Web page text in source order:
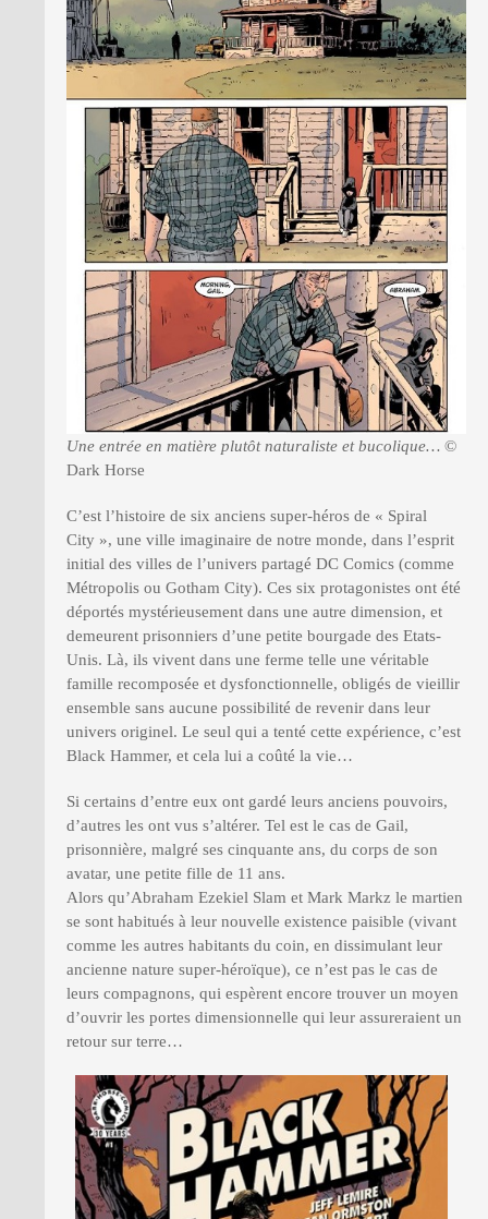
Une entrée en matière plutôt naturaliste et bucolique… ©
Dark Horse
C’est l’histoire de six anciens super-héros de « Spiral
City », une ville imaginaire de notre monde, dans l’esprit
initial des villes de l’univers partagé DC Comics (comme
Métropolis ou Gotham City). Ces six protagonistes ont été
déportés mystérieusement dans une autre dimension, et
demeurent prisonniers d’une petite bourgade des Etats-
Unis. Là, ils vivent dans une ferme telle une véritable
famille recomposée et dysfonctionnelle, obligés de vieillir
ensemble sans aucune possibilité de revenir dans leur
univers originel. Le seul qui a tenté cette expérience, c’est
Black Hammer, et cela lui a coûté la vie…
Si certains d’entre eux ont gardé leurs anciens pouvoirs,
d’autres les ont vus s’altérer. Tel est le cas de Gail,
prisonnière, malgré ses cinquante ans, du corps de son
avatar, une petite fille de 11 ans.
Alors qu’Abraham Ezekiel Slam et Mark Markz le martien
se sont habitués à leur nouvelle existence paisible (vivant
comme les autres habitants du coin, en dissimulant leur
ancienne nature super-héroïque), ce n’est pas le cas de
leurs compagnons, qui espèrent encore trouver un moyen
d’ouvrir les portes dimensionnelle qui leur assureraient un
retour sur terre…